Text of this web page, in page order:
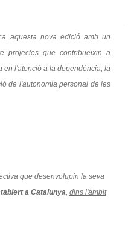
aquesta nova edició amb un
projectes que contribueixin a
en l'atenció a la dependència, la
de l'autonomia personal de les
que desenvolupin la seva
a Catalunya, dins l'àmbit